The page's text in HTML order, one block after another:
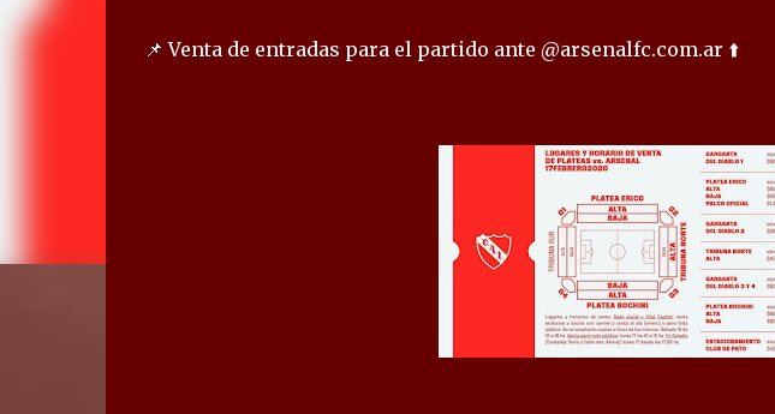
📌 Venta de entradas para el partido ante @arsenalfc.com.ar ⬆️